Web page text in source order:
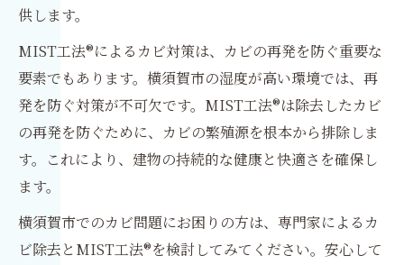
供します。
MIST工法®によるカビ対策は、カビの再発を防ぐ重要な
要素でもあります。横須賀市の湿度が高い環境では、再
発を防ぐ対策が不可欠です。MIST工法®は除去したカビ
の再発を防ぐために、カビの繁殖源を根本から排除しま
す。これにより、建物の持続的な健康と快適さを確保し
ます。
横須賀市でのカビ問題にお困りの方は、専門家によるカ
ビ除去とMIST工法®を検討してみてください。安心して